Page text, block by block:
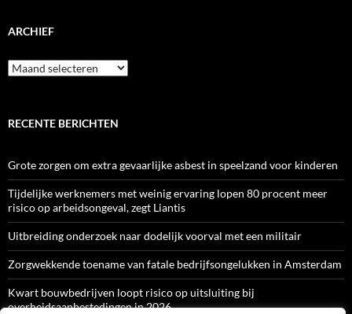
ARCHIEF
Archief
RECENTE BERICHTEN
Grote zorgen om extra gevaarlijke asbest in speelzand voor kinderen
Tijdelijke werknemers met weinig ervaring lopen 80 procent meer
risico op arbeidsongeval, zegt Liantis
Uitbreiding onderzoek naar dodelijk voorval met een militair
Zorgwekkende toename van fatale bedrijfsongelukken in Amsterdam
Kwart bouwbedrijven loopt risico op uitsluiting bij
overheidsaanbestedingen in 2026